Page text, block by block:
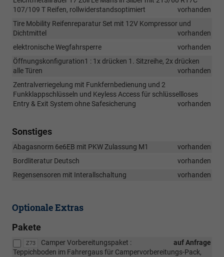
107/109 T Reifen, rollwiderstandsoptimiert
vorhanden
Tire Mobility Reifenreparatur Set mit 12V Kompressor und
Dichtmittel
vorhanden
elektronische Wegfahrsperre
vorhanden
Öffnungskonfiguration1 : 1x drücken 1. Sitzreihe, 2x drücken
alle Türen
vorhanden
Zentralverriegelung mit Funkfernbedienung und 2
Funkklappschlüsseln und Keyless Access für schlüssellloses
Entry & Exit System ohne Safesicherung
vorhanden
Sonstiges
Abagasnorm 6e6EB mit PKW Zulassung M1
vorhanden
Bordliteratur Deutsch
vorhanden
Regensensoren mit Interallschaltung
vorhanden
Optionale Extras
Pakete
Z73 auf Anfrage
Camper Vorbereitungspaket :
Teppichboden im Fahrergaus für Campervorbereitungs-Pack,